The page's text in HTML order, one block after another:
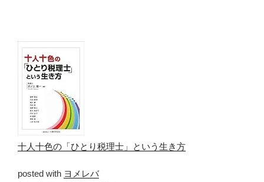
十人十色の「ひとり税理士」という生き方
posted with ヨメレバ